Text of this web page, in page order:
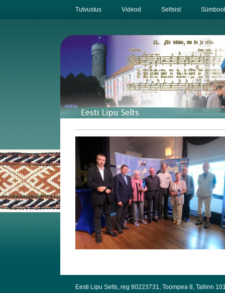
Tutvustus Videod Seltsist
Eesti Lipu Selts, reg 80223731, Toompea 8, Tallinn